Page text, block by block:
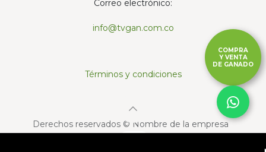
Correo electrónico:
info@tvgan.com.co
Términos y condiciones
Derechos reservados © Nombre de la empresa
COMPRA
Y VENTA
DE GANADO